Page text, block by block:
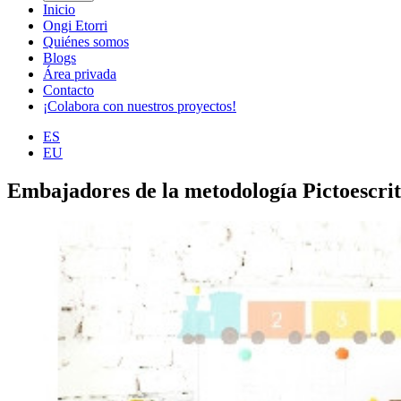
Inicio
Ongi Etorri
Quiénes somos
Blogs
Área privada
Contacto
¡Colabora con nuestros proyectos!
ES
EU
Embajadores de la metodología